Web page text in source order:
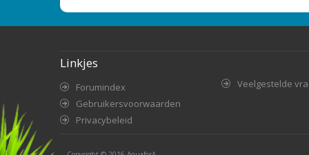
Linkjes
Forumindex
Gebruikersvoorwaarden
Privacybeleid
Veelgestelde